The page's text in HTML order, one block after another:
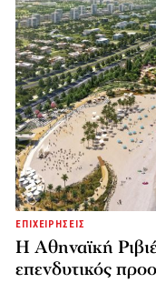
ΕΠΙΧΕΙΡΗΣΕΙΣ
Η Αθηναϊκή
επενδυτικός